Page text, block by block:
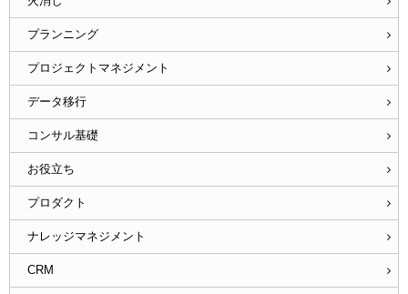
プランニング
プロジェクトマネジメント
データ移行
コンサル基礎
お役立ち
プロダクト
ナレッジマネジメント
CRM